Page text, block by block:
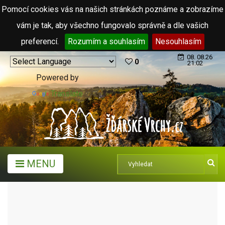
Pomocí cookies vás na našich stránkách poznáme a zobrazíme
vám je tak, aby všechno fungovalo správně a dle vašich
preferencí.
Rozumím a souhlasím Nesouhlasím
Powered by
Translate
0
08. 08.26
21:02
MENU